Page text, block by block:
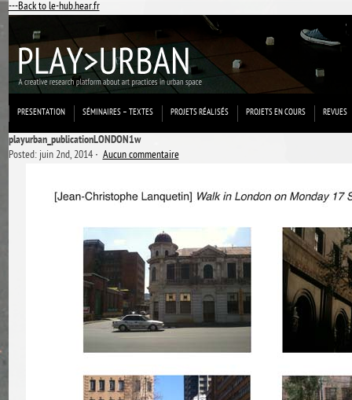
---Back to le-hub.hear.fr
PRESENTATION SÉMINAIRES – TEXTES PROJETS RÉALISÉS PROJETS EN COURS REVUES
playurban_publicationLONDON1w
Posted: juin 2nd, 2014 ˑAucun commentaire